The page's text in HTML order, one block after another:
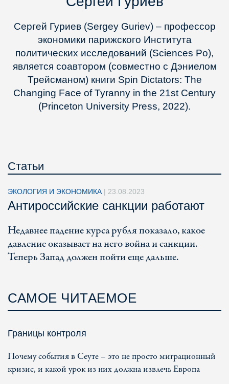
Сергей Гуриев (Sergey Guriev) – профессор
экономики парижского Института
политических исследований (Sciences Po),
является соавтором (совместно с Дэниелом
Трейсманом) книги Spin Dictators: The
Changing Face of Tyranny in the 21st Century
(Princeton University Press, 2022).
Статьи
ЭКОЛОГИЯ И ЭКОНОМИКА | 23.08.2023
Антироссийские санкции работают
Недавнее падение курса рубля показало, какое
давление оказывает на него война и санкции.
Теперь Запад должен пойти еще дальше.
САМОЕ ЧИТАЕМОЕ
Границы контроля
Почему события в Сеуте – это не просто миграционный
кризис, и какой урок из них должна извлечь Европа